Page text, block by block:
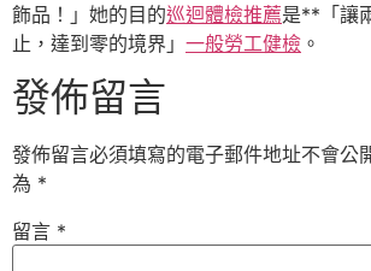
飾品！」她的目的巡迴體檢推薦是**「讓
止，達到零的境界」 一般勞工健檢 。
發佈留言
發佈留言必須填寫的電子郵件地址不會公
為 *
留言 *